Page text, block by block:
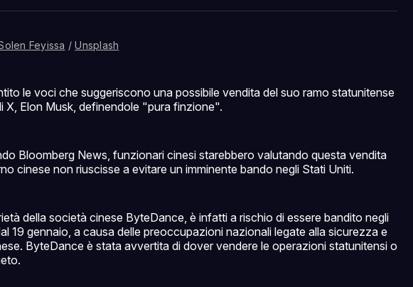
Facebook
Pinterest
LinkedInWhatsApp
email
Feyissa / Unsplash
le voci che suggeriscono una possibile vendita del suo ramo statunitense
X, Elon Musk, definendole "pura finzione".
Bloomberg News, funzionari cinesi starebbero valutando questa vendita
cinese non riuscisse a evitare un imminente bando negli Stati Uniti.
della società cinese ByteDance, è infatti a rischio di essere bandito negli
19 gennaio, a causa delle preoccupazioni nazionali legate alla sicurezza e
ByteDance è stata avvertita di dover vendere le operazioni statunitensi o